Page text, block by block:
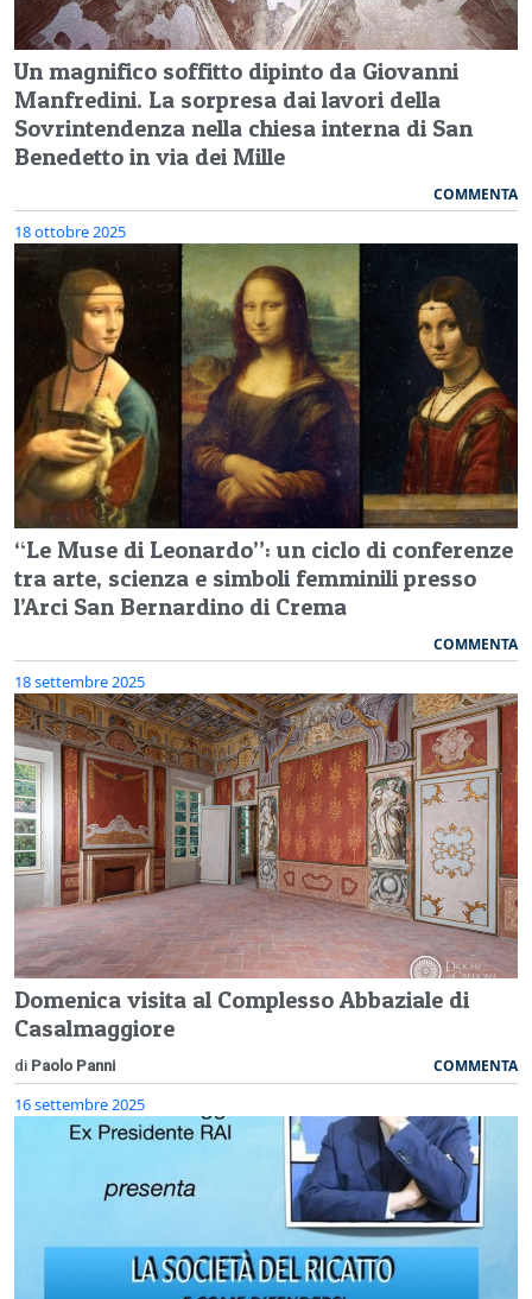
Un magnifico soffitto dipinto da Giovanni
Manfredini. La sorpresa dai lavori della
Sovrintendenza nella chiesa interna di San
Benedetto in via dei Mille
COMMENTA
18 ottobre 2025
“Le Muse di Leonardo”: un ciclo di conferenze
tra arte, scienza e simboli femminili presso
l’Arci San Bernardino di Crema
COMMENTA
18 settembre 2025
Domenica visita al Complesso Abbaziale di
Casalmaggiore
di Paolo Panni COMMENTA
16 settembre 2025